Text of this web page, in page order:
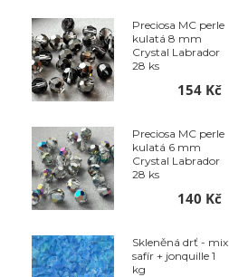
Preciosa MC perle
kulatá 8 mm
Crystal Labrador
28 ks
154 Kč
Preciosa MC perle
kulatá 6 mm
Crystal Labrador
28 ks
140 Kč
Skleněná drť - mix
safír + jonquille 1
kg